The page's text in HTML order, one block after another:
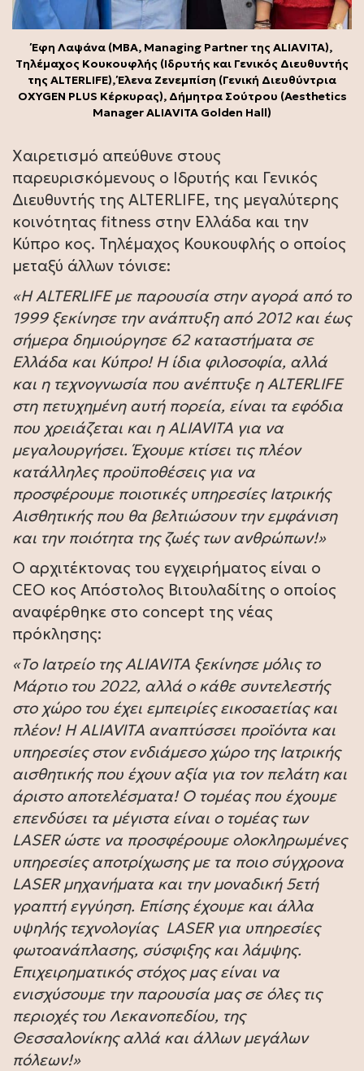
Έφη Λαψάνα (ΜΒΑ, Managing Partner της ALIAVITA),
Tηλέμαχος Κουκουφλής (Ιδρυτής και Γενικός Διευθυντής
της ALTERLIFE), Έλενα Ζενεμπίση (Γενική Διευθύντρια
OXΥGEN PLUS Κέρκυρας), Δήμητρα Σούτρου (Aesthetics
Μanager ALIAVITA Golden Hall)
Χαιρετισμό απεύθυνε στους
παρευρισκόμενους ο Ιδρυτής και Γενικός
Διευθυντής της ALTERLIFE, της μεγαλύτερης
κοινότητας fitness στην Ελλάδα και την
Κύπρο κος. Τηλέμαχος Κουκουφλής ο οποίος
μεταξύ άλλων τόνισε:
«H ALTERLIFE με παρουσία στην αγορά από το
1999 ξεκίνησε την ανάπτυξη από 2012 και έως
σήμερα δημιούργησε 62 καταστήματα σε
Ελλάδα και Κύπρο! Η ίδια φιλοσοφία, αλλά
και η τεχνογνωσία που ανέπτυξε η ALTERLIFE
στη πετυχημένη αυτή πορεία, είναι τα εφόδια
που χρειάζεται και η ALIAVITA για να
μεγαλουργήσει. Έχουμε κτίσει τις πλέον
κατάλληλες προϋποθέσεις για να
προσφέρουμε ποιοτικές υπηρεσίες Ιατρικής
Αισθητικής που θα βελτιώσουν την εμφάνιση
και την ποιότητα της ζωές των ανθρώπων!»
O αρχιτέκτονας του εγχειρήματος είναι o
CEO κος Απόστολος Βιτουλαδίτης ο οποίος
αναφέρθηκε στο concept της νέας
πρόκλησης:
«Το Ιατρείο της ALIAVITA ξεκίνησε μόλις το
Μάρτιο του 2022, αλλά ο κάθε συντελεστής
στο χώρο του έχει εμπειρίες εικοσαετίας και
πλέον! Η ALIAVITA αναπτύσσει προϊόντα και
υπηρεσίες στον ενδιάμεσο χώρο της Ιατρικής
αισθητικής που έχουν αξία για τον πελάτη και
άριστο αποτελέσματα! Ο τομέας που έχουμε
επενδύσει τα μέγιστα είναι ο τομέας των
LASER ώστε να προσφέρουμε ολοκληρωμένες
υπηρεσίες αποτρίχωσης με τα ποιο σύγχρονα
LASER μηχανήματα και την μοναδική 5ετή
γραπτή εγγύηση. Επίσης έχουμε και άλλα
υψηλής τεχνολογίας LASER για υπηρεσίες
φωτοανάπλασης, σύσφιξης και λάμψης.
Επιχειρηματικός στόχος μας είναι να
ενισχύσουμε την παρουσία μας σε όλες τις
περιοχές του Λεκανοπεδίου, της
Θεσσαλονίκης αλλά και άλλων μεγάλων
πόλεων!»